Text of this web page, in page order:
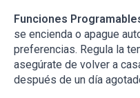
Funciones
se encienda o apague
preferencias. Regula la
asegúrate de volver a
después de un día